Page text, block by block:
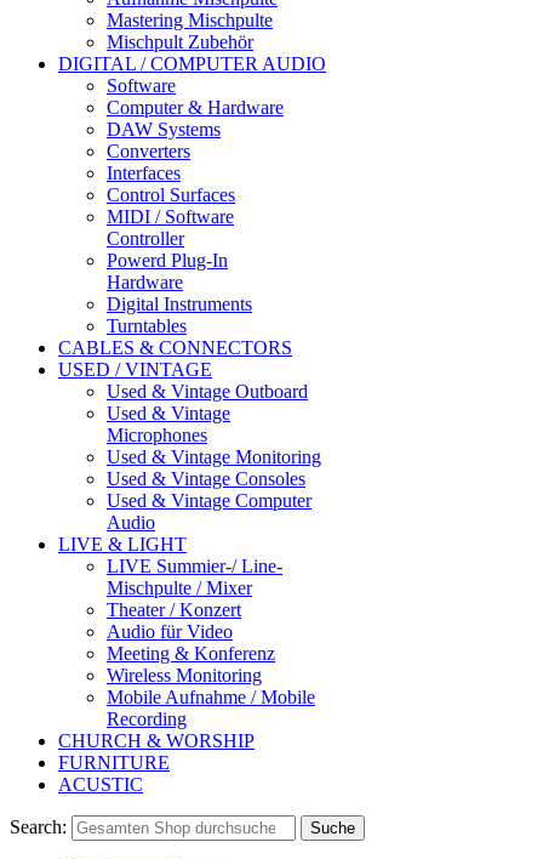
Mastering Mischpulte
Mischpult Zubehör
DIGITAL / COMPUTER AUDIO
Software
Computer & Hardware
DAW Systems
Converters
Interfaces
Control Surfaces
MIDI / Software
Controller
Powerd Plug-In
Hardware
Digital Instruments
Turntables
CABLES & CONNECTORS
USED / VINTAGE
Used & Vintage Outboard
Used & Vintage
Microphones
Used & Vintage Monitoring
Used & Vintage Consoles
Used & Vintage Computer
Audio
LIVE & LIGHT
LIVE Summier-/ Line-
Mischpulte / Mixer
Theater / Konzert
Audio für Video
Meeting & Konferenz
Wireless Monitoring
Mobile Aufnahme / Mobile
Recording
CHURCH & WORSHIP
FURNITURE
ACUSTIC
Search: Suche